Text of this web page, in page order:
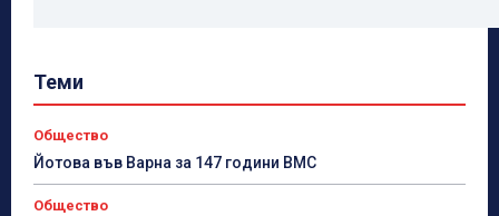
Теми
Общество
Йотова във Варна за 147 години ВМС
Общество